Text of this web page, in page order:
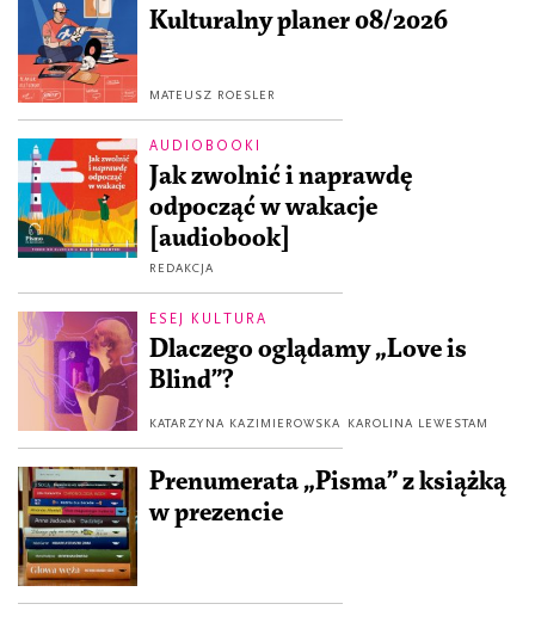
Kulturalny planer 08/2026
MATEUSZ ROESLER
AUDIOBOOKI
Jak zwolnić i naprawdę
odpocząć w wakacje
[audiobook]
REDAKCJA
ESEJ KULTURA
Dlaczego oglądamy „Love is
Blind”?
KATARZYNA KAZIMIEROWSKA KAROLINA LEWESTAM
Prenumerata „Pisma” z książką
w prezencie